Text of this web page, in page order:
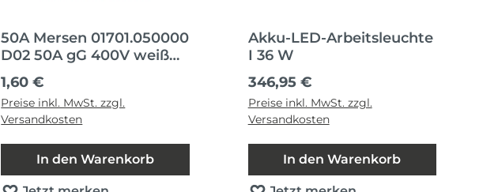
50A Mersen 01701.050000
D02 50A gG 400V weiß
NEOZED
Sicherungseinsatz
Regulärer Preis:
1,60 €
Preise inkl. MwSt. zzgl.
Versandkosten
In den Warenkorb
Akku-LED-Arbeitsleuchte
I 36 W
Regulärer Preis:
346,95 €
Preise inkl. MwSt. zzgl.
Versandkosten
In den Warenkorb